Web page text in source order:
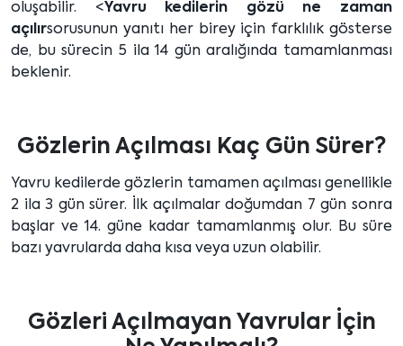
oluşabilir. <Yavru kedilerin gözü ne zaman
açılırsorusunun yanıtı her birey için farklılık gösterse
de, bu sürecin 5 ila 14 gün aralığında tamamlanması
beklenir.
Gözlerin Açılması Kaç Gün Sürer?
Yavru kedilerde gözlerin tamamen açılması genellikle
2 ila 3 gün sürer. İlk açılmalar doğumdan 7 gün sonra
başlar ve 14. güne kadar tamamlanmış olur. Bu süre
bazı yavrularda daha kısa veya uzun olabilir.
Gözleri Açılmayan Yavrular İçin